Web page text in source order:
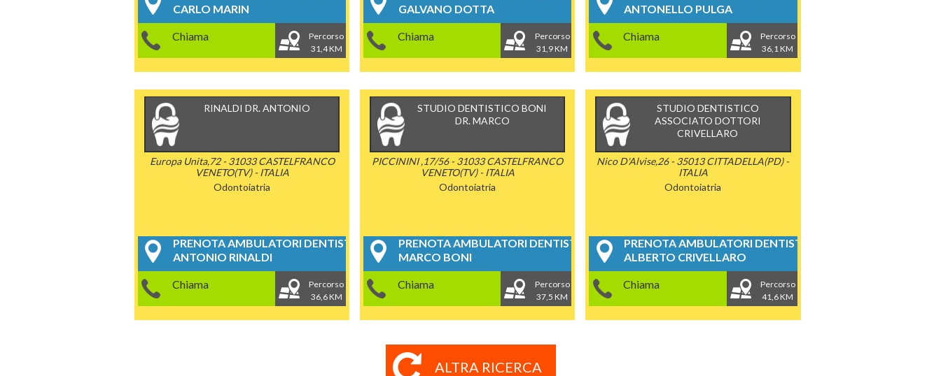
CARLO MARIN
Chiama
Percorso
31,4 KM
GALVANO DOTTA
Chiama
Percorso
31,9 KM
ANTONELLO PULGA
Chiama
Percorso
36,1 KM
RINALDI DR. ANTONIO
Europa Unita,72 - 31033 CASTELFRANCO
VENETO(TV) - ITALIA
Odontoiatria
PRENOTA AMBULATORI DENTISTICI
ANTONIO RINALDI
Chiama
Percorso
36,6 KM
STUDIO DENTISTICO BONI
DR. MARCO
PICCININI ,17/56 - 31033 CASTELFRANCO
VENETO(TV) - ITALIA
Odontoiatria
PRENOTA AMBULATORI DENTISTICI
MARCO BONI
Chiama
Percorso
37,5 KM
STUDIO DENTISTICO
ASSOCIATO DOTTORI
CRIVELLARO
Nico D'Alvise,26 - 35013 CITTADELLA(PD) -
ITALIA
Odontoiatria
PRENOTA AMBULATORI DENTISTICI
ALBERTO CRIVELLARO
Chiama
Percorso
41,6 KM
ALTRA RICERCA